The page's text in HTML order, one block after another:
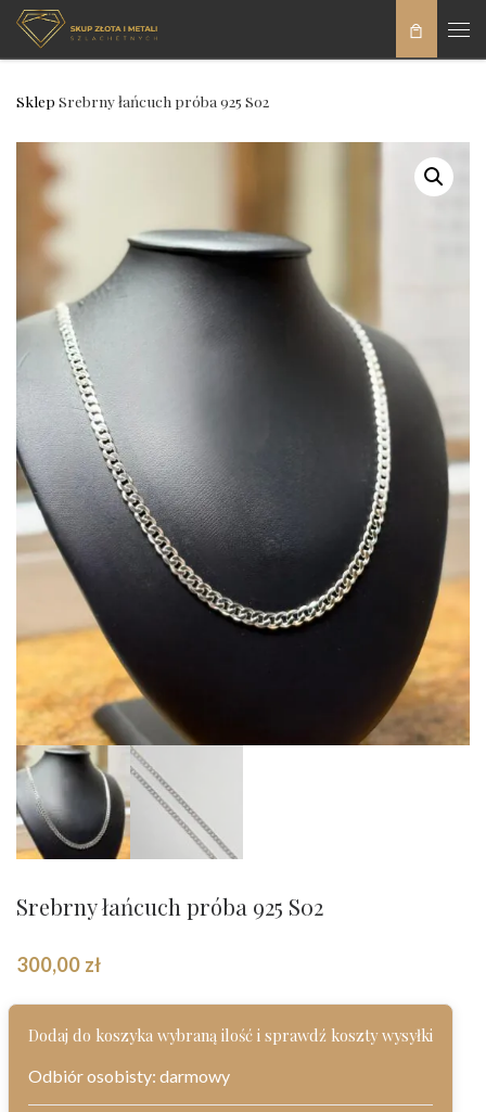
Skip to content
Sklep Srebrny łańcuch próba 925 S02
Srebrny łańcuch próba 925 S02
300,00 zł
Dodaj do koszyka wybraną ilość i sprawdź koszty wysyłki
Odbiór osobisty: darmowy